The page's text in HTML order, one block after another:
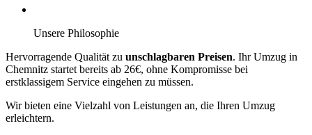
Unsere Philosophie
Hervorragende Qualität zu unschlagbaren Preisen. Ihr Umzug in
Chemnitz startet bereits ab 26€, ohne Kompromisse bei
erstklassigem Service eingehen zu müssen.
Wir bieten eine Vielzahl von Leistungen an, die Ihren Umzug
erleichtern.